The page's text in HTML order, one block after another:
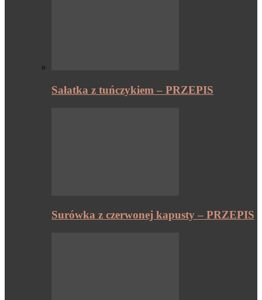
Sałatka z tuńczykiem – PRZEPIS
Surówka z czerwonej kapusty – PRZEPIS